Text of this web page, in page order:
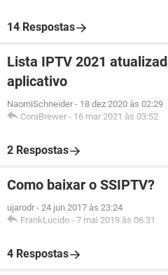
14 Respostas
Lista IPTV 2021
aplicativo
NaomiSchneider - 18 dez 2020 às 02:29
CoraBrewer - 16 mar 2021 às 03:52
2 Respostas
Como baixar o SSIPTV?
ujarodr - 24 jun 2017 às 23:24
FrankLucido - 7 mai 2019 às 06:31
4 Respostas